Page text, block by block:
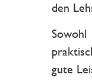
den
gute